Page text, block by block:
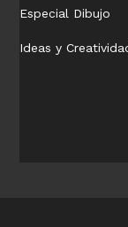
Especial Dibujo
Ideas y